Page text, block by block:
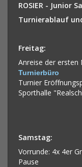
ROSIER - Junior
Turnierablauf
Freitag:
Anreise der ersten
Turnierbüro
Turnier
Sporthalle
Samstag:
Vorrunde: 4x 4er
Pause